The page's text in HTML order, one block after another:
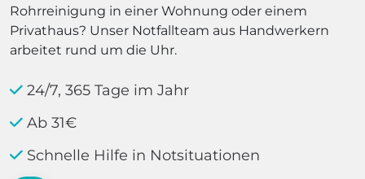
Rohrreinigung in einer Wohnung oder einem
Privathaus? Unser Notfallteam aus Handwerkern
arbeitet rund um die Uhr.
24/7, 365 Tage im Jahr
Ab 31€
Schnelle Hilfe in Notsituationen